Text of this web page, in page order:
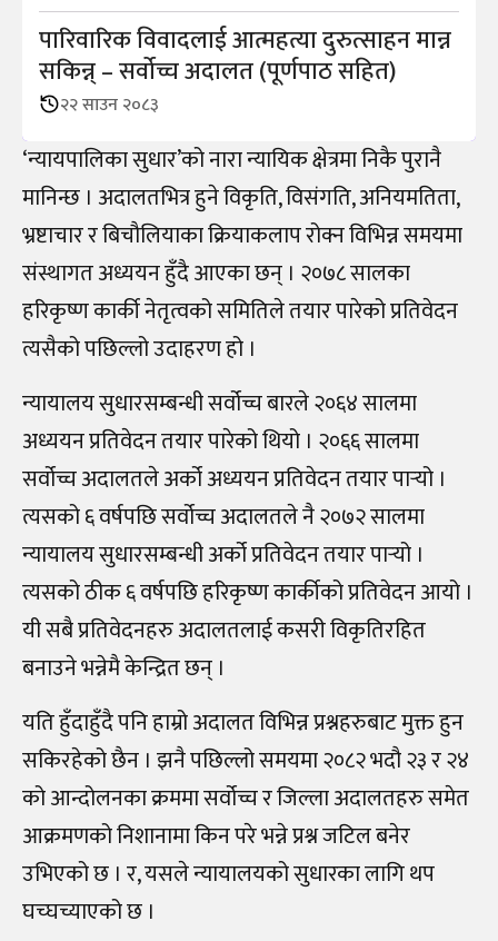
पारिवारिक विवादलाई आत्महत्या दुरुत्साहन मान्न
सकिन्न् – सर्वोच्च अदालत (पूर्णपाठ सहित)
२२ साउन २०८३
‘न्यायपालिका सुधार’को नारा न्यायिक क्षेत्रमा निकै पुरानै
मानिन्छ । अदालतभित्र हुने विकृति, विसंगति, अनियमतिता,
भ्रष्टाचार र बिचौलियाका क्रियाकलाप रोक्न विभिन्न समयमा
संस्थागत अध्ययन हुँदै आएका छन् । २०७८ सालका
हरिकृष्ण कार्की नेतृत्वको समितिले तयार पारेको प्रतिवेदन
त्यसैको पछिल्लो उदाहरण हो ।
न्यायालय सुधारसम्बन्धी सर्वोच्च बारले २०६४ सालमा
अध्ययन प्रतिवेदन तयार पारेको थियो । २०६६ सालमा
सर्वोच्च अदालतले अर्को अध्ययन प्रतिवेदन तयार पार्‍यो ।
त्यसको ६ वर्षपछि सर्वोच्च अदालतले नै २०७२ सालमा
न्यायालय सुधारसम्बन्धी अर्को प्रतिवेदन तयार पार्‍यो ।
त्यसको ठीक ६ वर्षपछि हरिकृष्ण कार्कीको प्रतिवेदन आयो ।
यी सबै प्रतिवेदनहरु अदालतलाई कसरी विकृतिरहित
बनाउने भन्नेमै केन्द्रित छन् ।
यति हुँदाहुँदै पनि हाम्रो अदालत विभिन्न प्रश्नहरुबाट मुक्त हुन
सकिरहेको छैन । झनै पछिल्लो समयमा २०८२ भदौ २३ र २४
को आन्दोलनका क्रममा सर्वोच्च र जिल्ला अदालतहरु समेत
आक्रमणको निशानामा किन परे भन्ने प्रश्न जटिल बनेर
उभिएको छ । र, यसले न्यायालयको सुधारका लागि थप
घच्घच्याएको छ ।